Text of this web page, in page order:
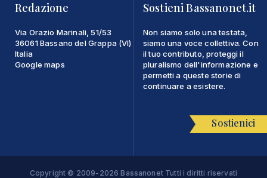
Redazione
Via Orazio Marinali, 51/53
36061 Bassano del Grappa (VI)
Italia
Google maps
Sostieni Bassanonet.it
Non siamo solo una testata,
siamo una voce collettiva. Con
il tuo contributo, proteggi il
pluralismo dell'informazione e
permetti a queste storie di
continuare a esistere.
Sostienici
Copyright © 2009-2026 Bassanonet Tutti i diritti riservati